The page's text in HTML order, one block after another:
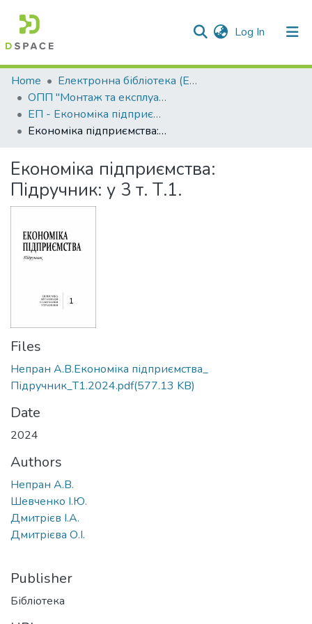
Log In (current)
Communities & Collections
All of DSpace
Statistics
Home
Електронна бібліотека (E-Book)
ОПП "Монтаж та експлуатація електроустаткування підприємств та цивільних споруд"
ЕП - Економіка підприємства
Економіка підприємства: Підручник: у 3 т. Т.1.
Економіка підприємства:
Підручник: у 3 т. Т.1.
Files
Непран А.В.Економіка підприємства_
Підручник_Т1.2024.pdf(577.13 KB)
Date
2024
Authors
Непран А.В.
Шевченко І.Ю.
Дмитрієв І.А.
Дмитрієва О.І.
Publisher
Бібліотека